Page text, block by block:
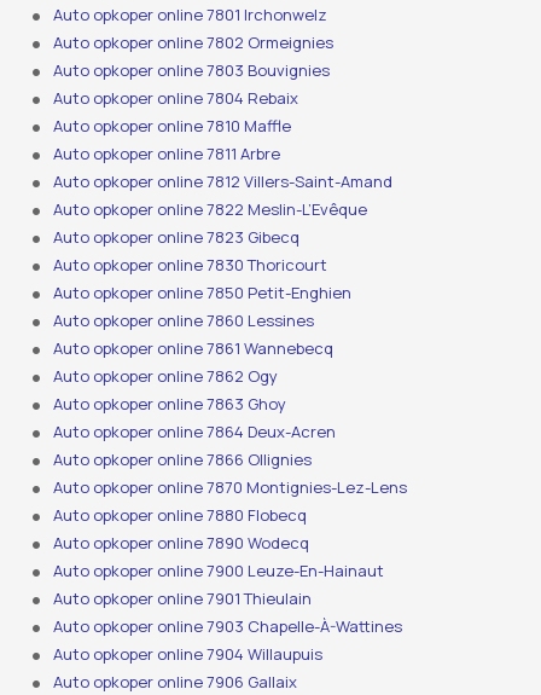
Auto opkoper online 7801 Irchonwelz
Auto opkoper online 7802 Ormeignies
Auto opkoper online 7803 Bouvignies
Auto opkoper online 7804 Rebaix
Auto opkoper online 7810 Maffle
Auto opkoper online 7811 Arbre
Auto opkoper online 7812 Villers-Saint-Amand
Auto opkoper online 7822 Meslin-L’Evêque
Auto opkoper online 7823 Gibecq
Auto opkoper online 7830 Thoricourt
Auto opkoper online 7850 Petit-Enghien
Auto opkoper online 7860 Lessines
Auto opkoper online 7861 Wannebecq
Auto opkoper online 7862 Ogy
Auto opkoper online 7863 Ghoy
Auto opkoper online 7864 Deux-Acren
Auto opkoper online 7866 Ollignies
Auto opkoper online 7870 Montignies-Lez-Lens
Auto opkoper online 7880 Flobecq
Auto opkoper online 7890 Wodecq
Auto opkoper online 7900 Leuze-En-Hainaut
Auto opkoper online 7901 Thieulain
Auto opkoper online 7903 Chapelle-À-Wattines
Auto opkoper online 7904 Willaupuis
Auto opkoper online 7906 Gallaix